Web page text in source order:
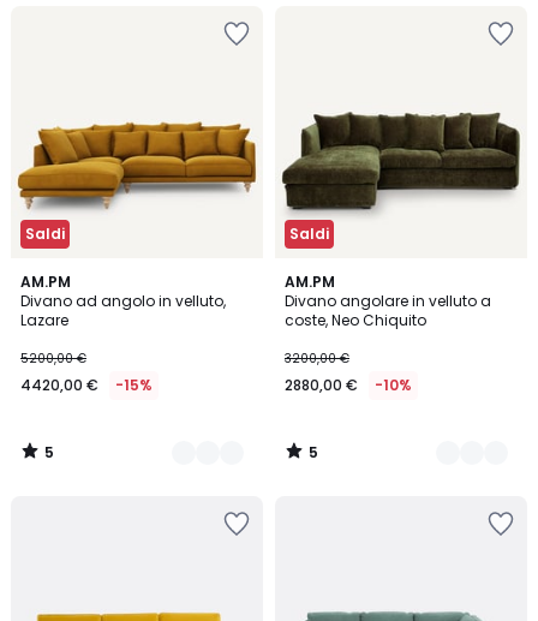
Saldi
AM.PM
Divano ad angolo in velluto,
Lazare
5200,00 €
4420,00 € -15%
5
/
5
3
Colori
5
/
Saldi
AM.PM
Divano angolare in velluto a
coste, Neo Chiquito
3200,00 €
2880,00 € -10%
5
/
5
2
Colori
5
/